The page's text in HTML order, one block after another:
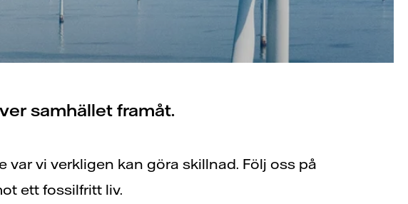
samhället framåt.
ett fossilfritt liv.